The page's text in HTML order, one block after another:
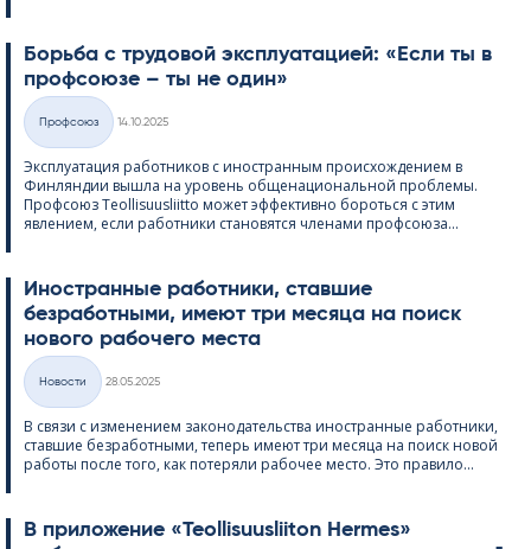
Борьба с трудовой эксплуатацией: «Если ты в
профсоюзе – ты не один»
Категории
Профсоюз
14.10.2025
Эксплуатация работников с иностранным происхождением в
Финляндии вышла на уровень общенациональной проблемы.
Профсоюз Teol­li­suus­liitto может эффективно бороться с этим
явлением, если работники становятся членами профсоюза...
Иностранные работники, ставшие
безработными, имеют три месяца на поиск
нового рабочего места
Категории
Hовости
28.05.2025
В связи с изменением законодательства иностранные работники,
ставшие безработными, теперь имеют три месяца на поиск новой
работы после того, как потеряли рабочее место. Это правило...
В приложение «Teol­li­suus­lii­ton Her­mes»